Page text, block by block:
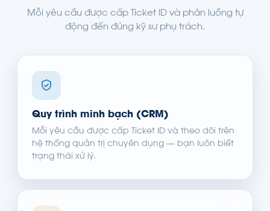
Mỗi yêu cầu được cấp Ticket ID và phân luồng tự
động đến đúng kỹ sư phụ trách.
Quy trình minh bạch (CRM)
Mỗi yêu cầu được cấp Ticket ID và theo dõi trên
hệ thống quản trị chuyên dụng — bạn luôn biết
trạng thái xử lý.